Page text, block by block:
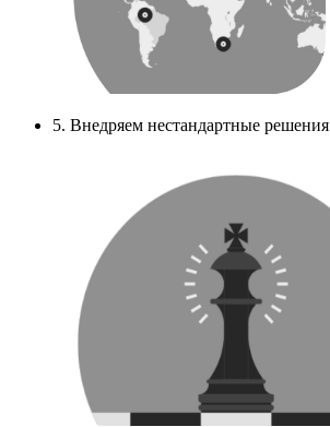
5. Внедряем нестандартные решения